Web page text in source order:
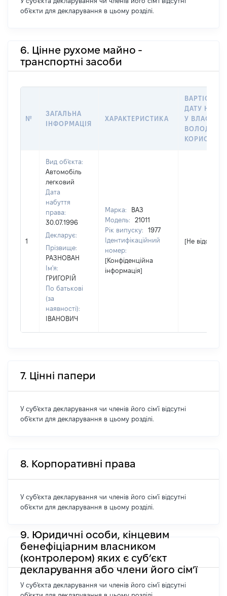
об'єкти для декларування в цьому розділі.
6. Цінне рухоме майно -
транспортні засоби
№
ЗАГАЛЬНА
ІНФОРМАЦІЯ
ХАРАКТЕРИСТИКА
ВАРТІСТЬ
ДАТУ
У
1
Вид об'єкта:
Автомобіль
легковий
Дата
набуття
права:
30.07.1996
Декларує:
Прізвище:
РАЗНОВАН
Ім'я:
ГРИГОРІЙ
По батькові
(за
наявності):
ІВАНОВИЧ
Марка:
ВАЗ
Модель:
21011
Рік випуску:
1977
Ідентифікаційний
номер:
[Конфіденційна
інформація]
[Не відомо]
7. Цінні папери
У суб'єкта декларування чи членів його сім'ї відсутні
об'єкти для декларування в цьому розділі.
8. Корпоративні права
У суб'єкта декларування чи членів його сім'ї відсутні
об'єкти для декларування в цьому розділі.
9. Юридичні особи, кінцевим
бенефіціарним власником
(контролером) яких є суб’єкт
декларування або члени його сім’ї
У суб'єкта декларування чи членів його сім'ї відсутні